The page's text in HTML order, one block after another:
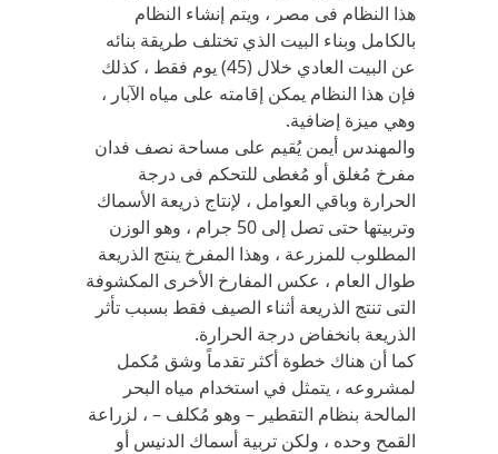
هذا النظام فى مصر ، ويتم إنشاء النظام
بالكامل وبناء البيت الذي تختلف طريقة بنائه
عن البيت العادي خلال (45) يوم فقط ، كذلك
فإن هذا النظام يمكن إقامته على مياه الآبار ،
وهي ميزة إضافية.
والمهندس أيمن يُقيم على مساحة نصف فدان
مفرخ مُغلق أو مُغطى للتحكم فى درجة
الحرارة وباقي العوامل ، لإنتاج ذريعة الأسماك
وتربيتها حتى تصل إلى 50 جرام ، وهو الوزن
المطلوب للمزرعة ، وهذا المفرخ ينتج الذريعة
طوال العام ، عكس المفارخ الأخرى المكشوفة
التى تنتج الذريعة أثناء الصيف فقط بسبب تأثر
الذريعة بانخفاض درجة الحرارة.
كما أن هناك خطوة أكثر تقدماً وشق مُكمل
لمشروعه ، يتمثل في استخدام مياه البحر
المالحة بنظام التقطير – وهو مُكلف – ، لزراعة
القمح وحده ، ولكن تربية أسماك الدنيس أو